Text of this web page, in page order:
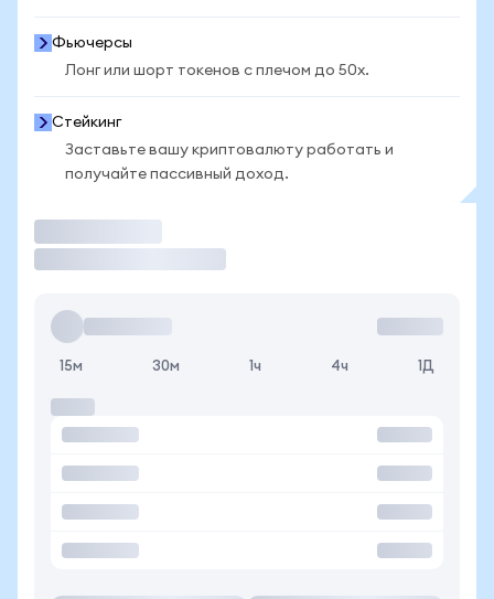
Фьючерсы
Лонг или шорт токенов с плечом до 50x.
Стейкинг
Заставьте вашу криптовалюту работать и
получайте пассивный доход.
15м 30м 1ч 4ч 1Д